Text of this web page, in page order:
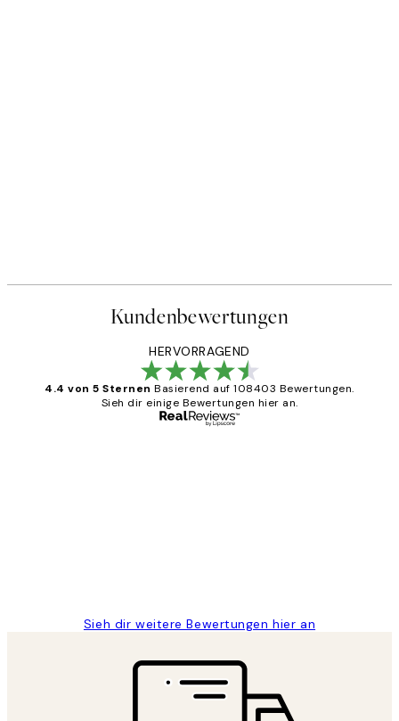
Kundenbewertungen
HERVORRAGEND
4.4 von 5 Sternen Basierend auf 108403 Bewertungen.
Sieh dir einige Bewertungen hier an.
Sieh dir weitere Bewertungen hier an